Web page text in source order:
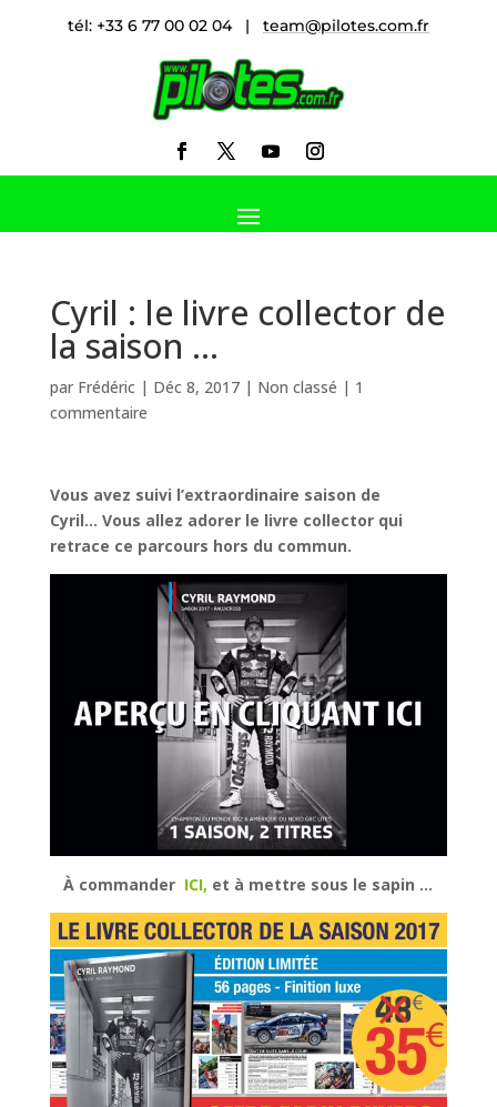
tél: +33 6 77 00 02 04 | team@pilotes.com.fr
Cyril : le livre collector de
la saison …
par Frédéric| Déc 8, 2017| Non classé | 1
commentaire
Vous avez suivi l’extraordinaire saison de
Cyril… Vous allez adorer le livre collector qui
retrace ce parcours hors du commun.
À commander ICI, et à mettre sous le sapin …